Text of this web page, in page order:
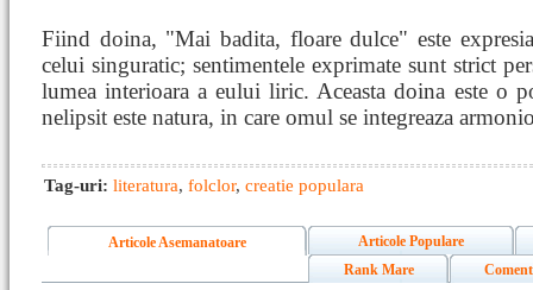
Fiind doina, "Mai badita, floare dulce" este
celui singuratic; sentimentele exprimate sunt strict
lumea interioara a eului liric. Aceasta doina este o
nelipsit este natura, in care omul se integreaza
Tag-uri: literatura, folclor, creatie populara
Articole Asemanatoare
Articole Populare
Rank Mare